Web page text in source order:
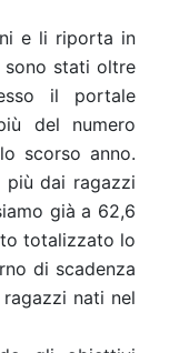
e li riporta in
sono stati oltre
il portale
del numero
scorso anno.
più dai ragazzi
già a 62,6
totalizzato lo
di scadenza
nati nel